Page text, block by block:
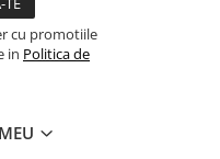
cu promotiile
in Politica de